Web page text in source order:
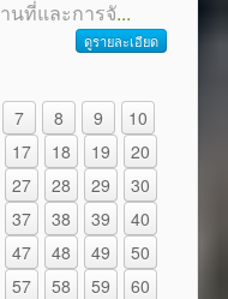
นที่และการจั...
ดูรายละเอียด
7 8 9
10
17 18 19
20
27 28 29
30
37 38 39
40
47 48 49
50
57 58 59
60